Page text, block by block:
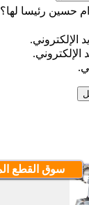
حسين رئيسا لها؟
الإلكتروني.
الإلكتروني.